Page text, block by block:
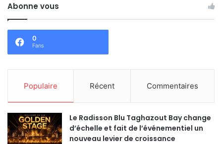
Abonne vous
0
Fans
Populaire Récent Commentaires
Le Radisson Blu Taghazout Bay change
d’échelle et fait de l’événementiel un
nouveau levier de croissance